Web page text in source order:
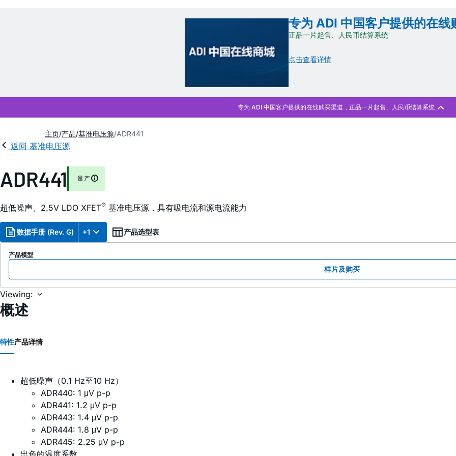
专为 ADI 中国客户提供的在线
正品一片起售、人民币结算系统
点击查看详情
主页 产品 基准电压源 ADR441
返回 基准电压源
ADR441 量产
超低噪声、2.5V LDO XFET® 基准电压源，具有吸电流和源电流能力
数据手册 (Rev. G) +1 产品选型表
产品模型
样片及购买
Viewing:
概述
特性产品详情
超低噪声（0.1 Hz至10 Hz）
ADR440: 1 μV p-p
ADR441: 1.2 μV p-p
ADR443: 1.4 μV p-p
ADR444: 1.8 μV p-p
ADR445: 2.25 μV p-p
出色的温度系数